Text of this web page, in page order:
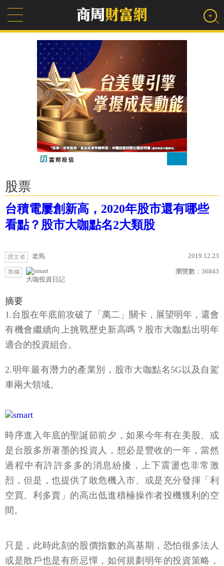
股票
台積電屢創新高，2020年股市還有哪些
看點？股市大咖點名2大類股
撰文者 老馬 2019.12.23
專欄
大咖投資日記
瀏覽數： 36843
摘要
1.台股在年底前攻破了「萬二」關卡，展望明年，還會
有機會繼續向上挑戰歷史新高嗎？股市大咖點出明年
適合的投資組合。
2.明年最有潛力的產業別，股市大咖點名5G以及自駕
車兩大領域。
時序進入年底的聖誕節前夕，如果今年有在美股、或
是台股多所著墨的投資人，想必是豐收的一年，當然
過程中有許許多多的消息紛擾，上下震盪也非常激
烈，但是，也提供了敢危機入市、或是充分發揮「利
空買、利多賣」的高出低進積極操作者投機獲利的空
間。
只是，此時此刻的股價指數的高基期，恐怕很多法人
或是散戶也是有所忌憚，如何規劃明年的投資策略，